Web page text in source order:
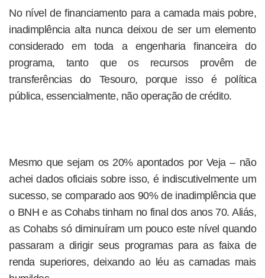
No nível de financiamento para a camada mais pobre,
inadimplência alta nunca deixou de ser um elemento
considerado em toda a engenharia financeira do
programa, tanto que os recursos provêm de
transferências do Tesouro, porque isso é política
pública, essencialmente, não operação de crédito.
Mesmo que sejam os 20% apontados por Veja – não
achei dados oficiais sobre isso, é indiscutivelmente um
sucesso, se comparado aos 90% de inadimplência que
o BNH e as Cohabs tinham no final dos anos 70. Aliás,
as Cohabs só diminuíram um pouco este nível quando
passaram a dirigir seus programas para as faixa de
renda superiores, deixando ao léu as camadas mais